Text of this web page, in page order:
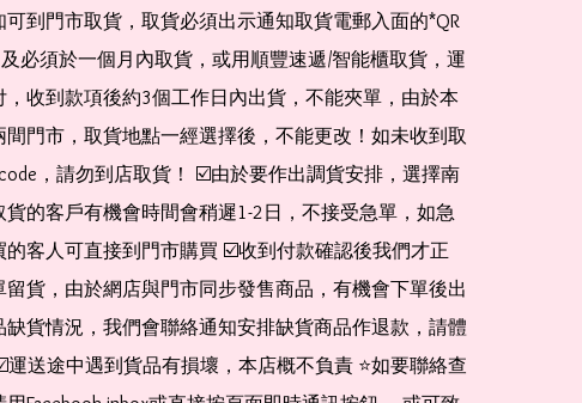
可到門市取貨，取貨必須出示通知取貨電郵入面的*QR
必須於一個月內取貨，或用順豐速遞/智能櫃取貨，運
，收到款項後約3個工作日內出貨，不能夾單，由於本
間門市，取貨地點一經選擇後，不能更改！如未收到取
，請勿到店取貨！ ☑️由於要作出調貨安排，選擇南
貨的客戶有機會時間會稍遲1-2日，不接受急單，如急
的客人可直接到門市購買 ☑️收到付款確認後我們才正
留貨，由於網店與門市同步發售商品，有機會下單後出
缺貨情況，我們會聯絡通知安排缺貨商品作退款，請體
送途中遇到貨品有損壞，本店概不負責 ⭐️如要聯絡查